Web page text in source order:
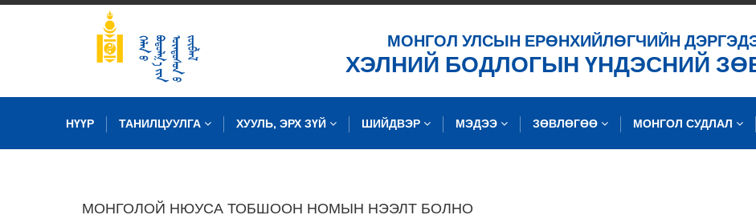
МОНГОЛ УЛСЫН ЕРӨНХИЙЛӨГЧИЙН
ХЭЛНИЙ БОДЛОГЫН ҮНДЭСНИЙ
НҮҮР ТАНИЛЦУУЛГА ХУУЛЬ, ЭРХ ЗҮЙ ШИЙДВЭР МЭДЭЭ ЗӨВЛӨГӨӨ МОНГОЛ СУДЛАЛ
МОНГОЛОЙ НЮУСА ТОБШООН НОМЫН НЭЭЛТ БОЛНО